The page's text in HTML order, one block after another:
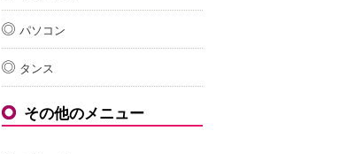
パソコン
タンス
その他のメニュー